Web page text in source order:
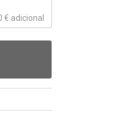
€ adicional